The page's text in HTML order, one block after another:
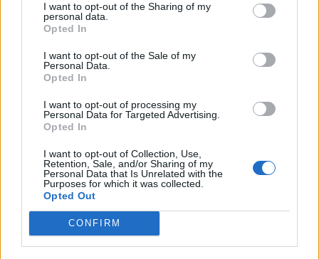
I want to opt-out of the Sharing of my
personal data.
Opted In
I want to opt-out of the Sale of my
Personal Data.
Opted In
I want to opt-out of processing my
Personal Data for Targeted Advertising.
Opted In
I want to opt-out of Collection, Use,
Retention, Sale, and/or Sharing of my
Personal Data that Is Unrelated with the
Purposes for which it was collected.
Opted Out
CONFIRM
είδος έχοντας τα μάτια σου ανοιχτά, ώστε να είσαι
πάντοτε αντικειμενικός με όλους ανεξαιρέτως τους
ανθρώπους. «Αν κάποιος θελήσει να κρατήσει την
αγαπά και πιστεύει ότι του είναι περιττή στις
ανακαλύψει ότι αποτυγχάνει σε όλες ανεξαιρέτως
τις σχέσεις του».
Είμαστε τόσο απορροφημένοι κάθε δευτερόλεπτο